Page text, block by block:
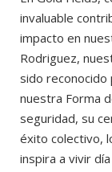
invaluable
impacto en
Rodriguez,
sido
nuestra Forma
seguridad, su
éxito colectivo,
inspira a vivir